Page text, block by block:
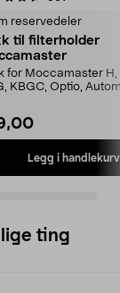
reservedeler
til filterholder
for Moccamaster H,
KBGC, Optio,
Legg i handlekurv
ting